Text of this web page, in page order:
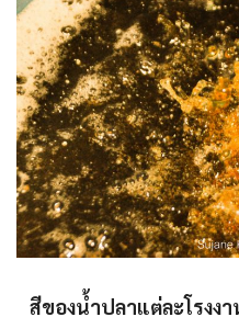
สีของน้ำปลาแต่ละโรงง